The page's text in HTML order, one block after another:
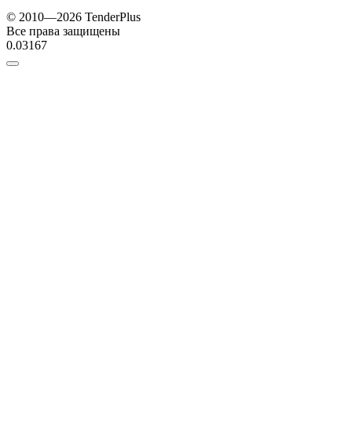
© 2010—2026 TenderPlus
Все права защищены
0.03167